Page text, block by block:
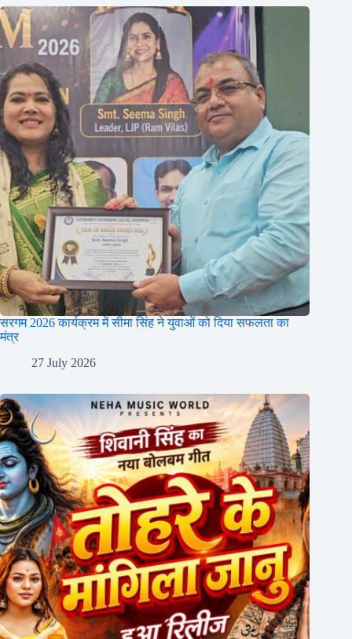
सरगम 2026 कार्यक्रम में सीमा सिंह ने युवाओं को दिया सफलता का
मंत्र
27 July 2026